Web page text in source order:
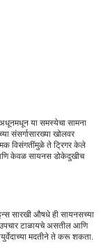
या समस्येचा सामना
संसर्गासारख्या खोलवर
विसंगतींमुळे ते ट्रिगर केले
केवळ सायनस डोकेदुखीच
सारखी औषधे ही सायनसच्या
टाळायचे असतील आणि
मदतीने ते करू शकता.